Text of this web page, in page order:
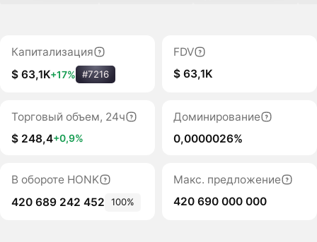
Капитализация
$ 63,1K+17% #7216
FDV
$ 63,1K
Торговый объем, 24ч
$ 248,4+0,9%
Доминирование
0,0000026%
В обороте HONK
420 689 242 452
100%
Макс. предложение
420 690 000 000